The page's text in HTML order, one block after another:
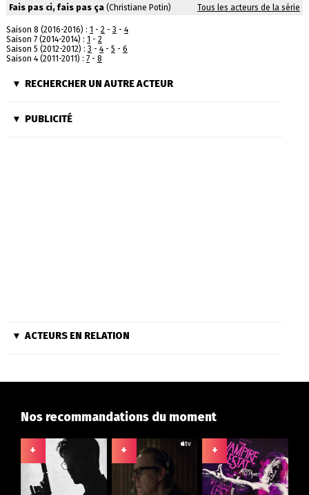
Fais pas ci, fais pas ça(Christiane Potin) Tous les acteurs de la série
Saison 8 (2016-2016) : 1 - 2- 3 - 4
Saison 7 (2014-2014) : 1 - 2
Saison 5 (2012-2012) : 3 - 4- 5 - 6
Saison 4 (2011-2011) : 7- 8
RECHERCHER UN AUTRE ACTEUR
PUBLICITÉ
ACTEURS EN RELATION
Nos recommandations du moment
+ + +